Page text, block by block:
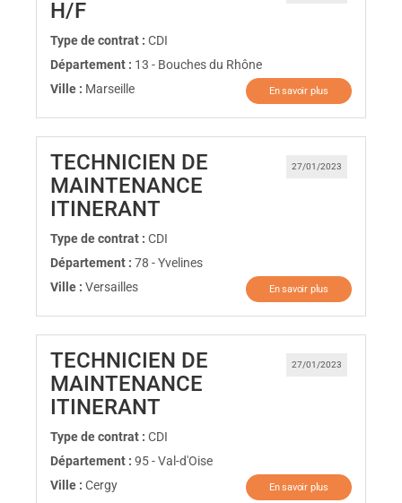
H/F(Nouvelle fenêtre)
Type de contrat : CDI
Département : 13 - Bouches du Rhône
Ville : Marseille En savoir plus
27/01/2023
TECHNICIEN DE
MAINTENANCE
ITINERANT
Type de contrat : CDI
Département : 78 - Yvelines
Ville : Versailles En savoir plus
27/01/2023
TECHNICIEN DE
MAINTENANCE
ITINERANT
Type de contrat : CDI
Département : 95 - Val-d'Oise
Ville : Cergy En savoir plus